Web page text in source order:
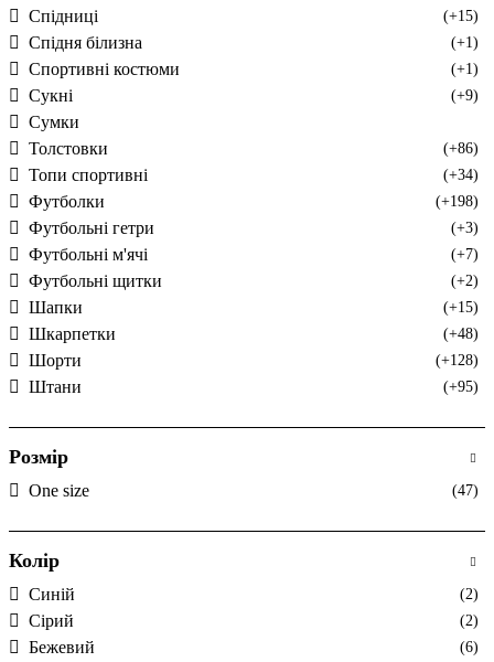
Спідниці (+15)
Спідня білизна (+1)
Спортивні костюми (+1)
Сукні (+9)
Сумки
Толстовки
(+86)
Топи спортивні (+34)
Футболки (+198)
Футбольні гетри (+3)
Футбольні м'ячі (+7)
Футбольні щитки (+2)
Шапки (+15)
Шкарпетки (+48)
Шорти (+128)
Штани (+95)
Розмір
One size (47)
Колір
Cиній (2)
Cірий (2)
Бежевий (6)